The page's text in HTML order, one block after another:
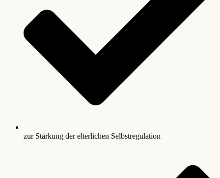
zur Stärkung der elterlichen Selbstregulation